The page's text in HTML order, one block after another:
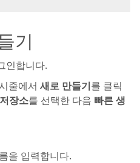
기
인합니다.
줄에서 새로 만들기를 클릭
저장소를 선택한 다음 빠른 생
을 입력합니다.